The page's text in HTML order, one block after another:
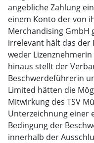
angebliche Zahlung
einem Konto der von
Merchandising GmbH
irrelevant hält das der
weder
hinaus stellt der
Beschwerdeführerin
Limited hätten die
Mitwirkung des TSV
Unterzeichnung einer
Bedingung der
innerhalb der